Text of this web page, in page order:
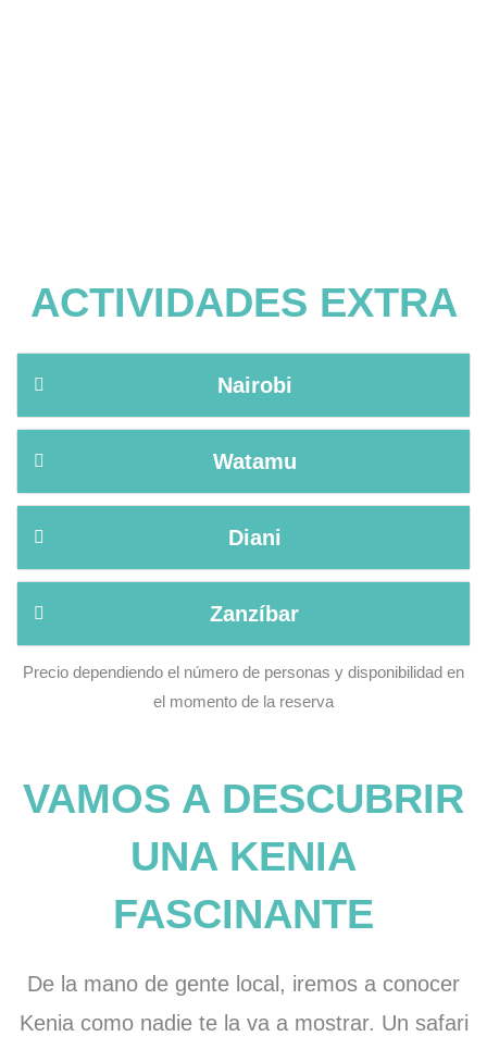
ACTIVIDADES EXTRA
Nairobi
Watamu
Diani
Zanzíbar
Precio dependiendo el número de personas y disponibilidad en
el momento de la reserva
VAMOS A DESCUBRIR
UNA KENIA
FASCINANTE
De la mano de gente local, iremos a conocer
Kenia como nadie te la va a mostrar. Un safari